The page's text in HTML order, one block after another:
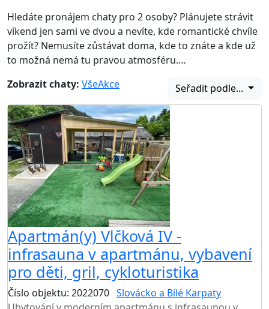
Hledáte pronájem chaty pro 2 osoby? Plánujete strávit
víkend jen sami ve dvou a nevíte, kde romantické chvíle
prožít? Nemusíte zůstávat doma, kde to znáte a kde už
to možná nemá tu pravou atmosféru.…
Zobrazit chaty: VšeAkce Seřadit podle...
Apartmán(y) Vlčková IV -
infrasauna v apartmánu, vybavení
pro děti, gril, cykloturistika
Číslo objektu: 2022070 Slovácko a Bílé Karpaty